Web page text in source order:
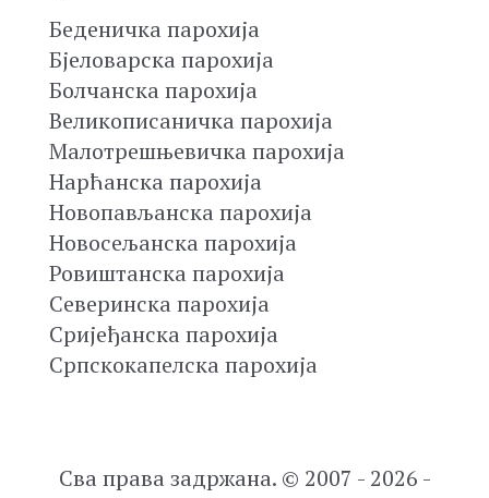
Беденичка парохија
Бјеловарска парохија
Болчанска парохија
Великописаничка парохија
Малотрешњевичка парохија
Нарћанска парохија
Новопављанска парохија
Новосељанска парохија
Ровиштанска парохија
Северинска парохија
Сријеђанска парохија
Српскокапелска парохија
Сва права задржана. © 2007 - 2026 -